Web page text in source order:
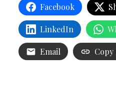
Facebook
LinkedIn
Email